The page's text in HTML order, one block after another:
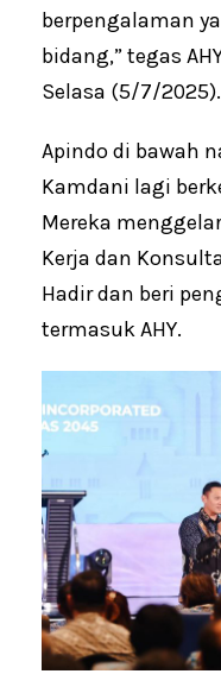
berpengalaman
bidang,” tegas
Selasa (5/7/2025).
Apindo di bawah
Kamdani lagi
Mereka
Kerja dan
Hadir dan beri
termasuk AHY.